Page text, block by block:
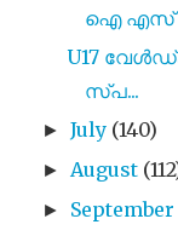
ഐ എസ്
U17
സ്പ...
►July (140)
► August
► September